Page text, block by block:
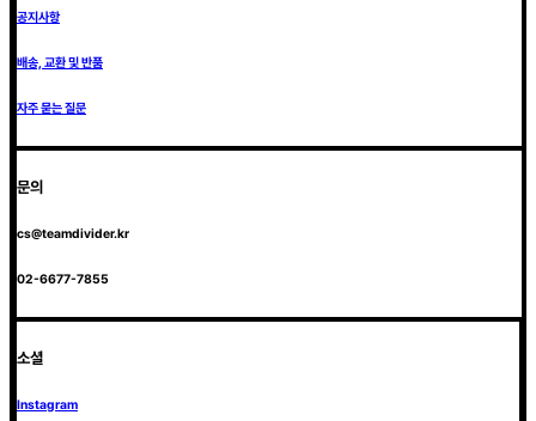
공지사항
배송, 교환 및 반품
자주 묻는 질문
문의
cs@teamdivider.kr
02-6677-7855
소셜
Instagram